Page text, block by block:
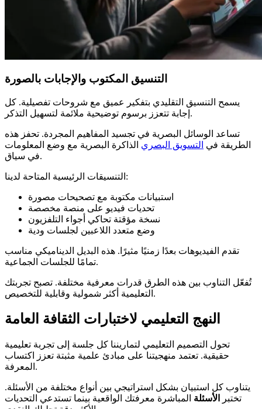
التنسيق المكتوب والإجابات بالصورة
يسمح التنسيق التقليدي بتفكير عميق مع شروحات تفصيلية. كل
إجابة تتعزز برسوم توضيحية ملائمة لتسهيل التذكر.
تساعد الوسائل البصرية في تجسيد المفاهيم المجردة. تحفز هذه
الطريقة في التسويق البصري الذاكرة البصرية مع وضع المعلومات
في سياق.
التنسيقات الرئيسية المتاحة لدينا:
استبيانات مكتوبة مع تصحيحات مصورة
تحديات فيديو على منصة مخصصة
نسخة مؤقتة تحاكي أجواء التلفزيون
وضع متعدد اللاعبين لجلسات ودية
تقدم الفيديوهات بعدًا زمنيًا مثيرًا. هذه البديل الديناميكي مناسب
تمامًا للجلسات الجماعية.
تُفعّل التناوب بين هذه الطرق قدرات معرفية مختلفة. تصبح تجربتك
التعليمية أكثر شمولية وقابلية للتخصيص.
النهج التعليمي لاختبارات الثقافة العامة
تحول التصميم التعليمي لتماريننا كل جلسة إلى تجربة تعليمية
حقيقية. تعتمد منهجيتنا على مبادئ علمية مثبتة تعزز اكتساب
المعرفة.
يتناوب كل استبيان بشكل استراتيجي بين أنواع مختلفة من الأسئلة.
تختبر
الأسئلة المباشرة معرفتك الواقعية بينما تستدعي التحديات